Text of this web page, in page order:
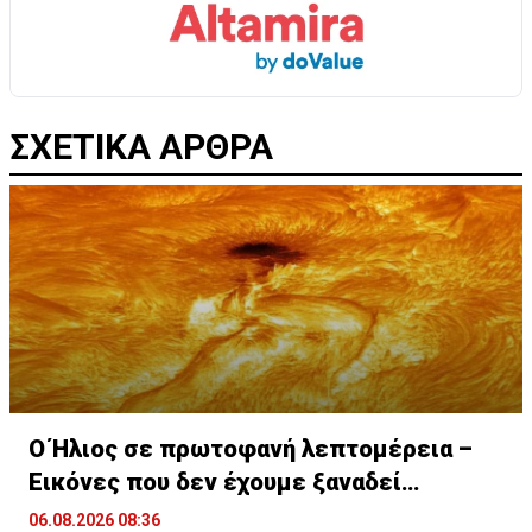
ΣΧΕΤΙΚΑ ΑΡΘΡΑ
Ο Ήλιος σε πρωτοφανή λεπτομέρεια –
Εικόνες που δεν έχουμε ξαναδεί
(ΒΙΝΤΕΟ)
06.08.2026 08:36